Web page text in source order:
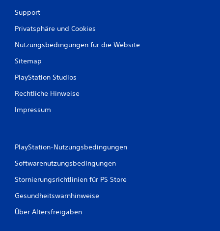
Support
Privatsphäre und Cookies
Nutzungsbedingungen für die Website
Sitemap
PlayStation Studios
Rechtliche Hinweise
Impressum
PlayStation-Nutzungsbedingungen
Softwarenutzungsbedingungen
Stornierungsrichtlinien für PS Store
Gesundheitswarnhinweise
Über Altersfreigaben